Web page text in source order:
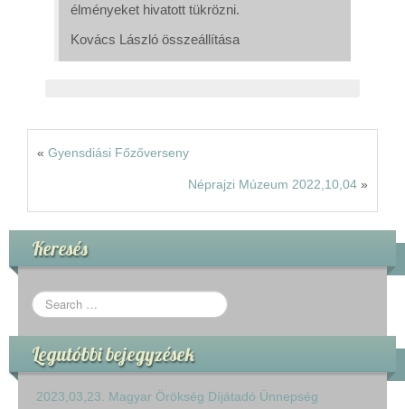
élményeket hivatott tükrözni.
Kovács László összeállítása
« Gyensdiási Főzőverseny
Néprajzi Múzeum 2022,10,04 »
Keresés
Legutóbbi bejegyzések
2023,03,23. Magyar Örökség Díjátadó Ünnepség